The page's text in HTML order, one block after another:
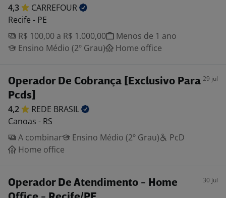
4,3
CARREFOUR
Recife - PE
R$ 100,00 a R$ 1.000,00
Menos de 1 ano
Ensino Médio (2º Grau)
Home office
Operador De Cobrança [Exclusivo Para
Pcds]
29 jul
4,2 REDE BRASIL
Canoas - RS
A combinar
Ensino Médio (2º Grau)
PcD
Home office
Operador De Atendimento - Home
30 jul